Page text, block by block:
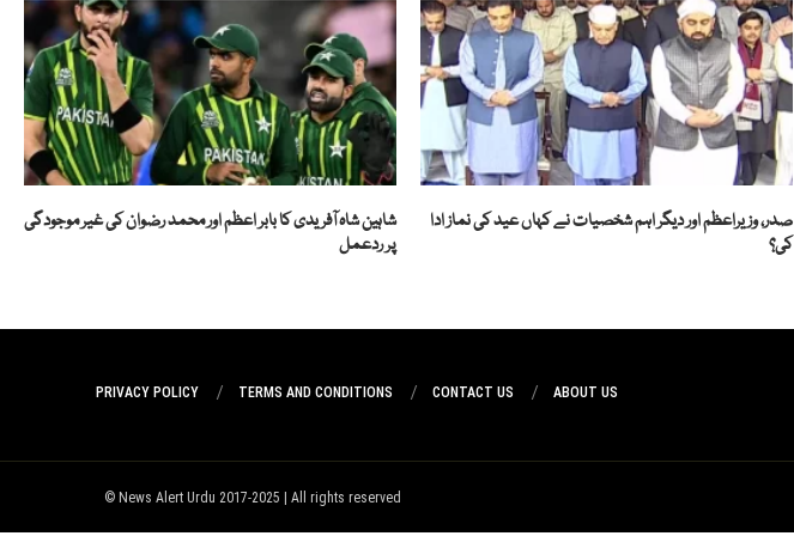
صدر، وزیراعظم اور دیگر اہم شخصیات نے کہاں عید کی نماز ادا
کی؟
شاہین شاہ آفریدی کا بابر اعظم اور محمد رضوان کی غیر موجودگی
پر ردعمل
ABOUT US
CONTACT US
TERMS AND CONDITIONS
PRIVACY POLICY
News Alert Urdu 2017-2025 | All rights reserved ©